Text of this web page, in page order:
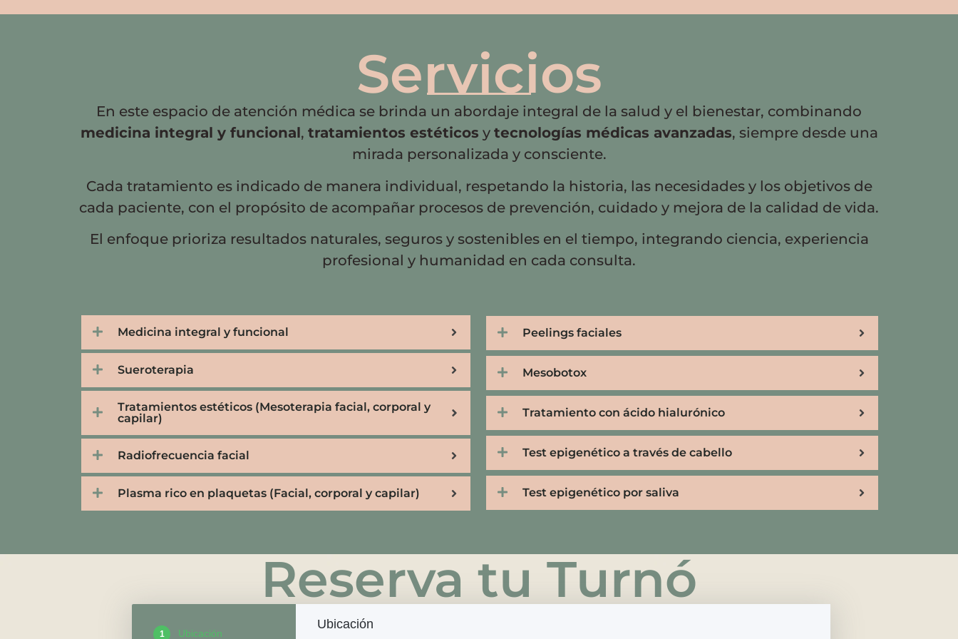
Servicios
En este espacio de atención médica se brinda un abordaje integral de la salud y el bienestar, combinando
medicina integral y funcional , tratamientos estéticos y tecnologías médicas avanzadas, siempre desde una
mirada personalizada y consciente.
Cada tratamiento es indicado de manera individual, respetando la historia, las necesidades y los objetivos de
cada paciente, con el propósito de acompañar procesos de prevención, cuidado y mejora de la calidad de vida.
El enfoque prioriza resultados naturales, seguros y sostenibles en el tiempo, integrando ciencia, experiencia
profesional y humanidad en cada consulta.
Medicina integral y funcional
Sueroterapia
Tratamientos estéticos (Mesoterapia facial, corporal y
capilar)
Radiofrecuencia facial
Plasma rico en plaquetas (Facial, corporal y capilar)
Peelings faciales
Mesobotox
Tratamiento con ácido hialurónico
Test epigenético a través de cabello
Test epigenético por saliva
Reserva tu Turnó
1 Ubicación
Ubicación